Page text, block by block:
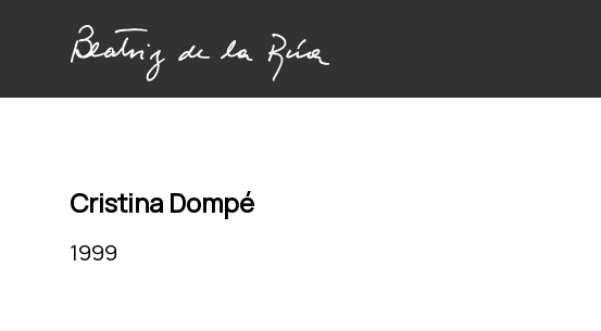
Cristina Dompé
1999